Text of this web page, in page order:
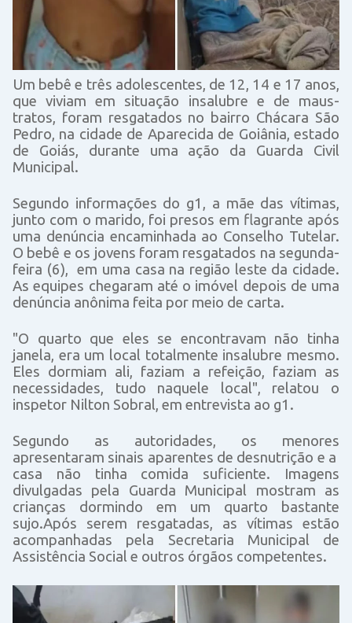
Um bebê e três adolescentes, de 12, 14 e 17 anos,
que viviam em situação insalubre e de maus-
tratos, foram resgatados no bairro Chácara São
Pedro, na cidade de Aparecida de Goiânia, estado
de Goiás, durante uma ação da Guarda Civil
Municipal.
Segundo informações do g1, a mãe das vítimas,
junto com o marido, foi presos em flagrante após
uma denúncia encaminhada ao Conselho Tutelar.
O bebê e os jovens foram resgatados na segunda-
feira (6), em uma casa na região leste da cidade.
As equipes chegaram até o imóvel depois de uma
denúncia anônima feita por meio de carta.
"O quarto que eles se encontravam não tinha
janela, era um local totalmente insalubre mesmo.
Eles dormiam ali, faziam a refeição, faziam as
necessidades, tudo naquele local", relatou o
inspetor Nilton Sobral, em entrevista ao g1.
Segundo as autoridades, os menores
apresentaram sinais aparentes de desnutrição e a
casa não tinha comida suficiente. Imagens
divulgadas pela Guarda Municipal mostram as
crianças dormindo em um quarto bastante
sujo.Após serem resgatadas, as vítimas estão
acompanhadas pela Secretaria Municipal de
Assistência Social e outros órgãos competentes.